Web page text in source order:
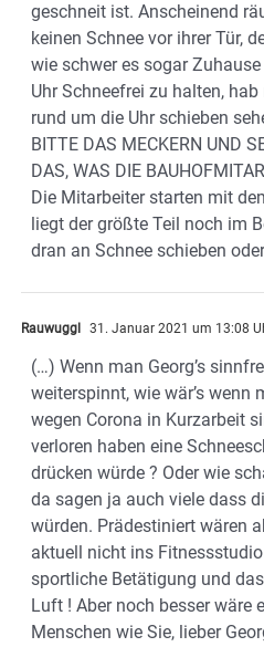
geschneit ist. Anscheinend
keinen Schnee vor ihrer Tür,
wie schwer es sogar
Uhr Schneefrei zu halten,
rund um die Uhr schieben
BITTE DAS MECKERN UND
DAS, WAS DIE
Die Mitarbeiter starten mit
liegt der größte Teil noch im
dran an Schnee schieben
Rauwuggl 31. Januar 2021 um 13:08
(…) Wenn man Georg’s
weiterspinnt, wie wär’s wenn
wegen Corona in Kurzarbeit
verloren haben eine
drücken würde ? Oder wie
da sagen ja auch viele dass
würden. Prädestiniert wären
aktuell nicht ins
sportliche Betätigung und
Luft ! Aber noch besser wäre
Menschen wie Sie, lieber